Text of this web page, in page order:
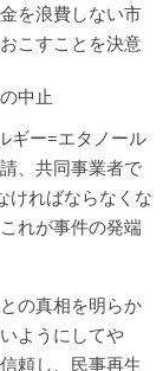
を浪費しない市
こすことを決意
中止
ギー=エタノール
、共同事業者で
ければならなくな
れが事件の発端
の真相を明らか
ようにしてや
頼し、民事再生